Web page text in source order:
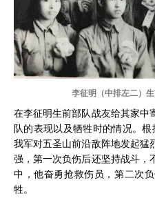
李征明（中排左二）
在李征明生前部队战友给其家中
队的表现以及牺牲时的情况。根
我军对五圣山前沿敌阵地发起猛
强，第一次负伤后还坚持战斗，
中，他奋勇抢救伤员，第二次
牲。